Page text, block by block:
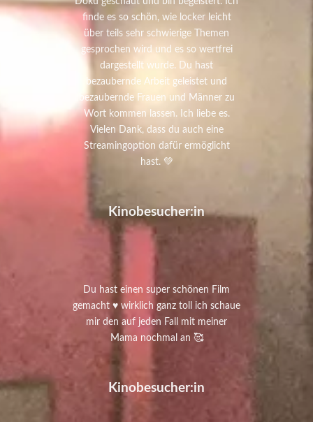
finde es so schön, wie locker leicht
über teils sehr schwierige Themen
gesprochen wird und es so wertfrei
dargestellt wurde. Du hast
bezaubernde Arbeit geleistet und
bezaubernde Frauen und Männer zu
Wort kommen lassen. Ich liebe es.
Vielen Dank, dass du auch eine
Streamingoption dafür ermöglicht
hast. 💚
Kinobesucher:in
Du hast einen super schönen Film
gemacht ♥️ wirklich ganz toll ich schaue
mir den auf jeden Fall mit meiner
Mama nochmal an 🥰
Kinobesucher:in